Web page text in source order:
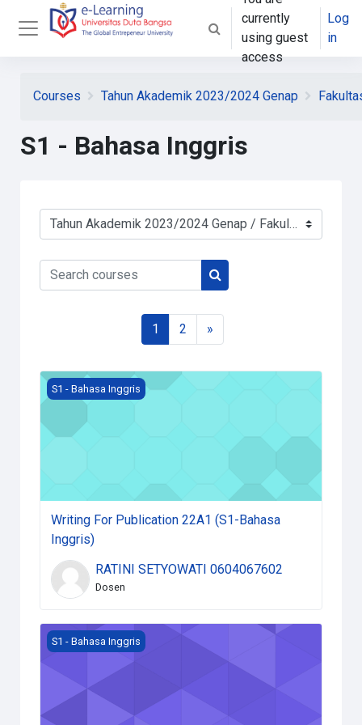
Skip to main content
Toggle search input
currently
using guest
access
Log
in
Courses Tahun Akademik 2023/2024 Genap
S1 - Bahasa Inggris
Course categories
Search courses
Search courses
1 Page 1
2 Page 2
»Next page
Course image Writing For Publication 22A1 (S1-
S1 - Bahasa Inggris
Writing For Publication 22A1 (S1-Bahasa
Inggris)
RATINI SETYOWATI 0604067602
Dosen
Course image Translation-subtitling, Text Editing, &
S1 - Bahasa Inggris